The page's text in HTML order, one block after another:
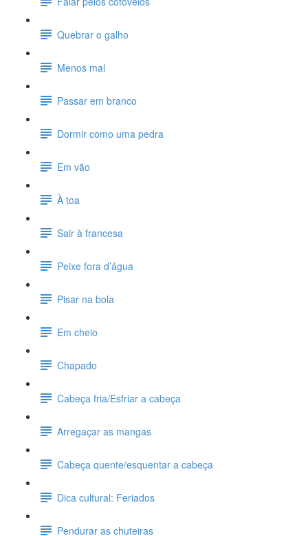
Quebrar o galho
Menos mal
Passar em branco
Dormir como uma pedra
Em vão
À toa
Sair à francesa
Peixe fora d’água
Pisar na bola
Em cheio
Chapado
Cabeça fria/Esfriar a cabeça
Arregaçar as mangas
Cabeça quente/esquentar a cabeça
Dica cultural: Feriados
Pendurar as chuteiras